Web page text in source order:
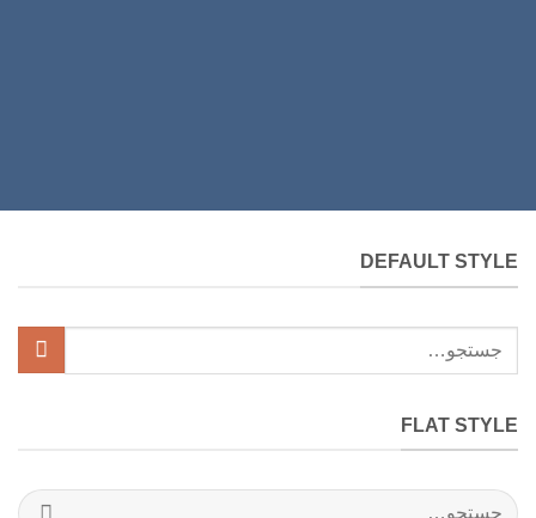
DEFAULT STYLE
برای:
FLAT STYLE
جستجو